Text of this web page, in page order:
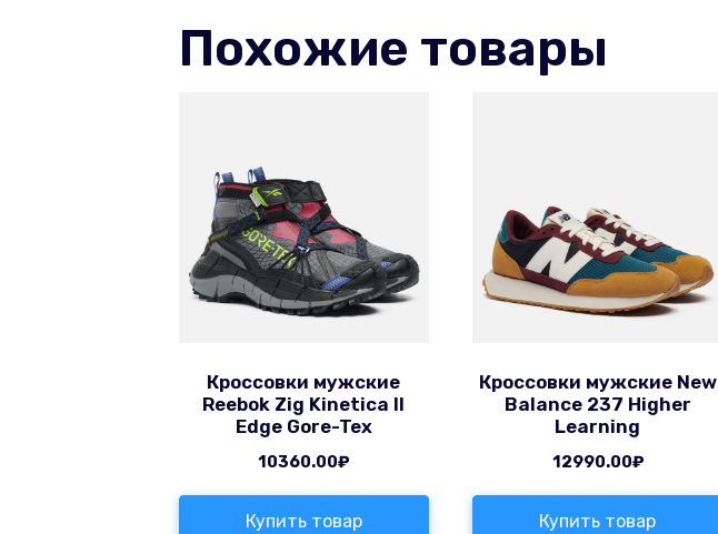
Похожие товары
Кроссовки мужские
Reebok Zig Kinetica II
Edge Gore-Tex
10360.00₽
Купить товар
Кроссовки мужские New
Balance 237 Higher
Learning
12990.00₽
Купить товар